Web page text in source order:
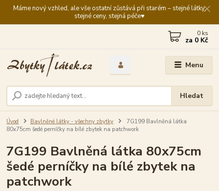
Máme nový vzhled, ale vše ostatní zůstává při starém – stejné látky,
stejné ceny, stejná péče♥️
Menu
Hledat
0 ks
za 0 Kč
Úvod Bavlněné látky - všechny zbytky
7G199 Bavlněná látka
80x75cm šedé perníčky na bílé zbytek na patchwork
7G199 Bavlněná látka 80x75cm
šedé perníčky na bílé zbytek na
patchwork